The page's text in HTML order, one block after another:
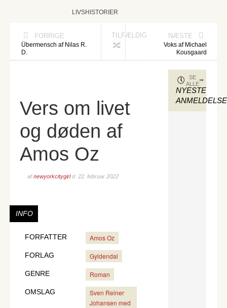
LIVSHISTORIER
FORRIGE
Übermensch af Nilas R.
D.
TILFÆLDIG NÆSTE
Voks af Michael
Kousgaard
Vers om livet
og døden af
Amos Oz
afnewyorkcitygirld. 22. februar 2022
INFO
FORFATTER Amos Oz
FORLAG Gyldendal
GENRE Roman
OMSLAG
Sven Reiner
Johansen med
NYESTE
SE
ALLE